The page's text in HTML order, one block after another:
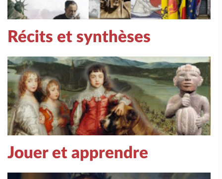
Récits et synthèses
Jouer et apprendre